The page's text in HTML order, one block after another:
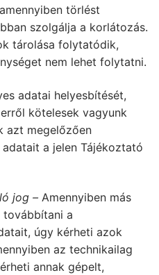
törlést
szolgálja a korlátozás.
tárolása folytatódik,
nem lehet folytatni.
adatai helyesbítését,
kötelesek vagyunk
azt megelőzően
a jelen Tájékoztató
jog – Amennyiben más
továbbítani a
úgy kérheti azok
az technikailag
annak gépelt,